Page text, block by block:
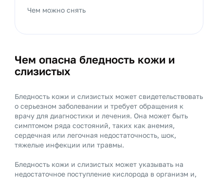
Чем опасна бледность кожи и
слизистых
Бледность кожи и слизистых может свидетельствовать
о серьезном заболевании и требует обращения к
врачу для диагностики и лечения. Она может быть
симптомом ряда состояний, таких как анемия,
сердечная или легочная недостаточность, шок,
тяжелые инфекции или травмы.
Бледность кожи и слизистых может указывать на
недостаточное поступление кислорода в организм и,
Чем можно снять